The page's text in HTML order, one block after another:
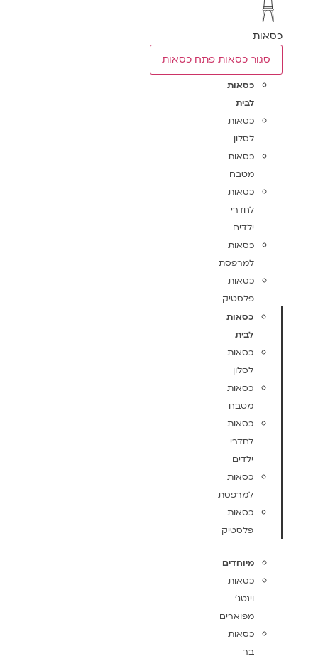
כסאות
סגור כסאות פתח כסאות
כסאות
לבית
כסאות
לסלון
כסאות
מטבח
כסאות
לחדרי
ילדים
כסאות
למרפסת
כסאות
פלסטיק
כסאות
לבית
כסאות
לסלון
כסאות
מטבח
כסאות
לחדרי
ילדים
כסאות
למרפסת
כסאות
פלסטיק
מיוחדים
כסאות
וינטג'
מפוארים
כסאות
בר